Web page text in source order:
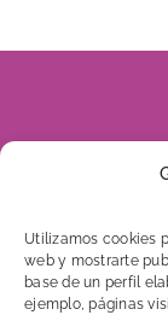
Utilizamos cookies
web y mostrarte
base de un perfil
ejemplo, páginas